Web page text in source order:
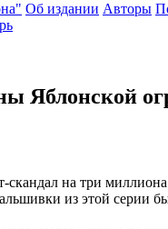
Об издании Авторы
Яблонской
скандал на три
из этой серии